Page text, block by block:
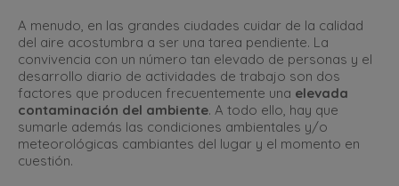
A menudo, en las grandes ciudades cuidar de la calidad
del aire acostumbra a ser una tarea pendiente. La
convivencia con un número tan elevado de personas y el
desarrollo diario de actividades de trabajo son dos
factores que producen frecuentemente una elevada
contaminación del ambiente. A todo ello, hay que
sumarle además las condiciones ambientales y/o
meteorológicas cambiantes del lugar y el momento en
cuestión.